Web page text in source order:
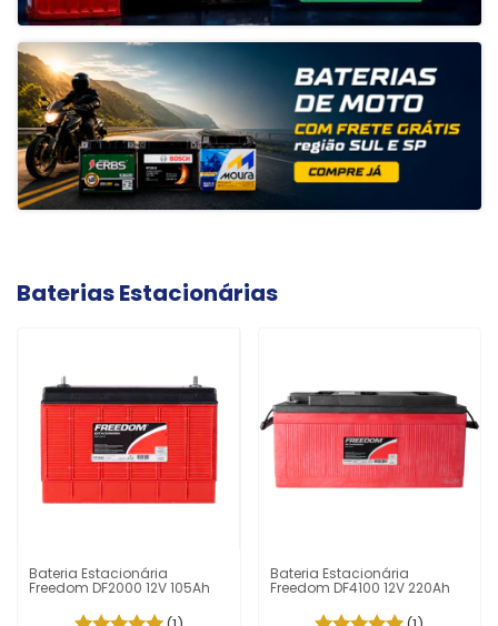
Baterias Estacionárias
Bateria Estacionária
Freedom DF2000 12V 105Ah
Bateria Estacionária
Freedom DF4100 12V 220Ah